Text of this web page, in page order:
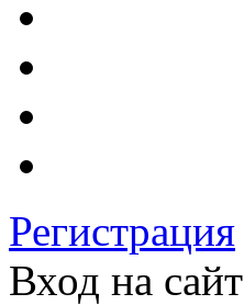
Регистрация
Вход на сайт